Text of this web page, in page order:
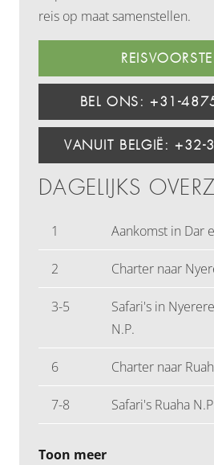
reis op maat samenstellen.
BEL ONS: +31-
VANUIT BELGIË:
DAGELIJKS
1 Aankomst in Dar
2 Charter naar
3-5
Safari's in
N.P.
6 Charter naar
7-8 Safari's Ruaha
Toon meer